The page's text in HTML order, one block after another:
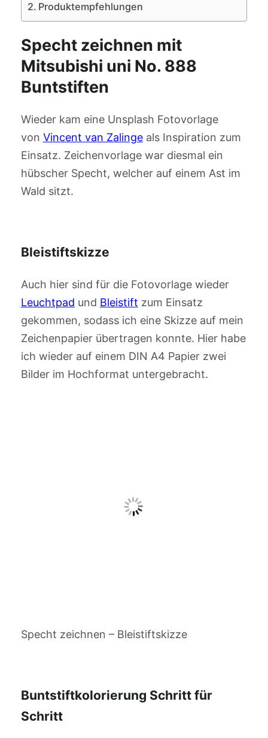
Produktempfehlungen
Specht zeichnen mit
Mitsubishi uni No. 888
Buntstiften
Wieder kam eine Unsplash Fotovorlage
von Vincent van Zalingeals Inspiration zum
Einsatz. Zeichenvorlage war diesmal ein
hübscher Specht, welcher auf einem Ast im
Wald sitzt.
Bleistiftskizze
Auch hier sind für die Fotovorlage wieder
Leuchtpad und Bleistift zum Einsatz
gekommen, sodass ich eine Skizze auf mein
Zeichenpapier übertragen konnte. Hier habe
ich wieder auf einem DIN A4 Papier zwei
Bilder im Hochformat untergebracht.
Specht zeichnen – Bleistiftskizze
Buntstiftkolorierung Schritt für
Schritt